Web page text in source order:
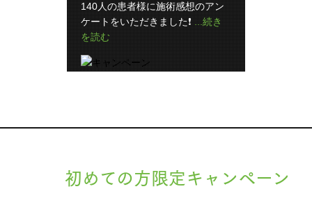
140人の患者様に施術感想のアン
ケートをいただきました❗...続き
を読む
初めての方限定キャンペーン